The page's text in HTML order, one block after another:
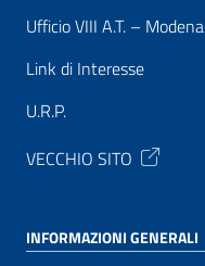
Ufficio VIII A.T. – Modena
Link di Interesse
U.R.P.
VECCHIO SITO
INFORMAZIONI GENERALI